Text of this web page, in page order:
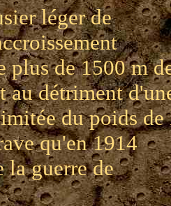
léger de
plus de 1500 m
au détriment
du poids de
qu'en 1914
la guerre de